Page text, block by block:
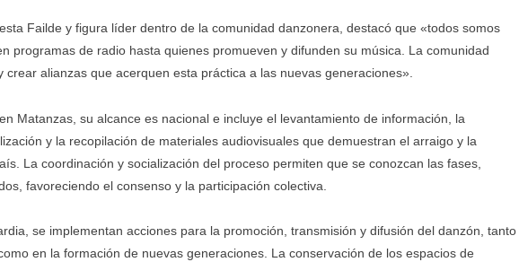
Failde y figura líder dentro de la comunidad danzonera, destacó que «todos somos
programas de radio hasta quienes promueven y difunden su música. La comunidad
alianzas que acerquen esta práctica a las nuevas generaciones».
Matanzas, su alcance es nacional e incluye el levantamiento de información, la
y la recopilación de materiales audiovisuales que demuestran el arraigo y la
La coordinación y socialización del proceso permiten que se conozcan las fases,
favoreciendo el consenso y la participación colectiva.
se implementan acciones para la promoción, transmisión y difusión del danzón, tanto
en la formación de nuevas generaciones. La conservación de los espacios de